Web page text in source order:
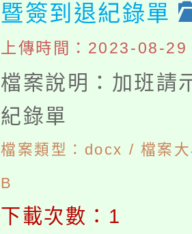
暨簽到退紀錄單
上傳時間：2023-08-
檔案說明：加班請
紀錄單
檔案類型：docx / 檔案
B
下載次數：1